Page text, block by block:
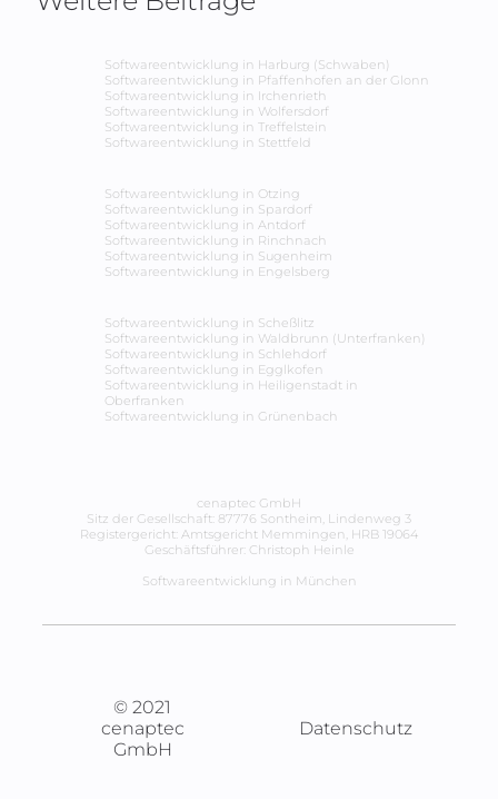
Softwareentwicklung in Harburg (Schwaben)
Softwareentwicklung in Pfaffenhofen an der Glonn
Softwareentwicklung in Irchenrieth
Softwareentwicklung in Wolfersdorf
Softwareentwicklung in Treffelstein
Softwareentwicklung in Stettfeld
Softwareentwicklung in Otzing
Softwareentwicklung in Spardorf
Softwareentwicklung in Antdorf
Softwareentwicklung in Rinchnach
Softwareentwicklung in Sugenheim
Softwareentwicklung in Engelsberg
Softwareentwicklung in Scheßlitz
Softwareentwicklung in Waldbrunn (Unterfranken)
Softwareentwicklung in Schlehdorf
Softwareentwicklung in Egglkofen
Softwareentwicklung in Heiligenstadt in
Oberfranken
Softwareentwicklung in Grünenbach
cenaptec GmbH
Sitz der Gesellschaft: 87776 Sontheim, Lindenweg 3
Registergericht: Amtsgericht Memmingen, HRB 19064
Geschäftsführer: Christoph Heinle
Softwareentwicklung in München
© 2021
cenaptec
GmbH
Datenschutz